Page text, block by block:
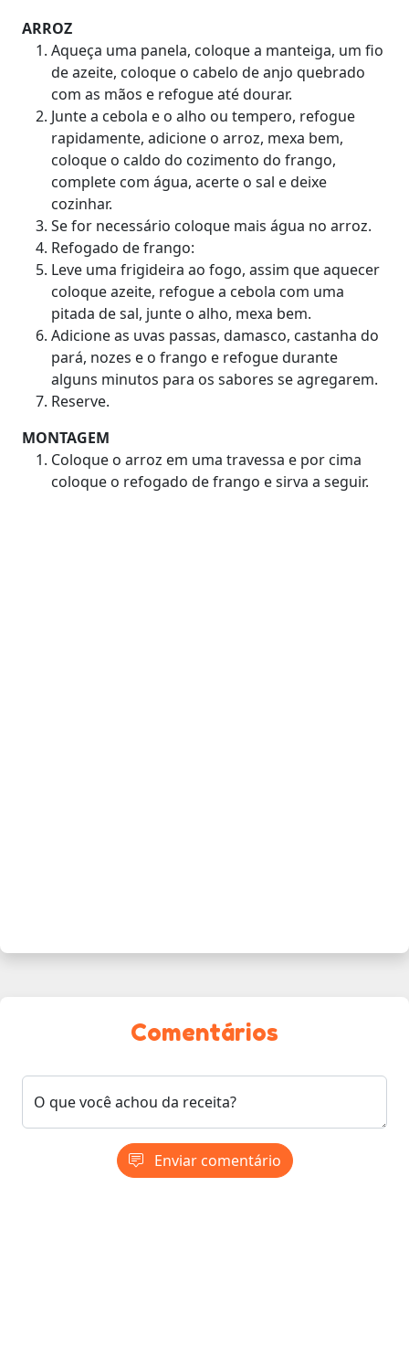
ARROZ
Aqueça uma panela, coloque a manteiga, um fio
de azeite, coloque o cabelo de anjo quebrado
com as mãos e refogue até dourar.
Junte a cebola e o alho ou tempero, refogue
rapidamente, adicione o arroz, mexa bem,
coloque o caldo do cozimento do frango,
complete com água, acerte o sal e deixe
cozinhar.
Se for necessário coloque mais água no arroz.
Refogado de frango:
Leve uma frigideira ao fogo, assim que aquecer
coloque azeite, refogue a cebola com uma
pitada de sal, junte o alho, mexa bem.
Adicione as uvas passas, damasco, castanha do
pará, nozes e o frango e refogue durante
alguns minutos para os sabores se agregarem.
Reserve.
MONTAGEM
Coloque o arroz em uma travessa e por cima
coloque o refogado de frango e sirva a seguir.
Comentários
O que você achou da receita?
Enviar comentário